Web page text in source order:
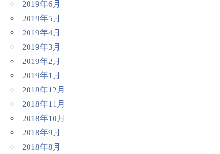
2019年6月
2019年5月
2019年4月
2019年3月
2019年2月
2019年1月
2018年12月
2018年11月
2018年10月
2018年9月
2018年8月